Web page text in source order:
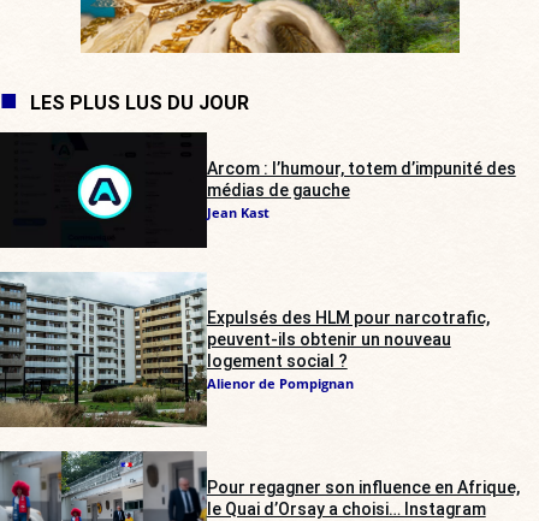
LES PLUS LUS DU JOUR
Arcom : l’humour, totem d’impunité des
médias de gauche
Jean Kast
Expulsés des HLM pour narcotrafic,
peuvent-ils obtenir un nouveau
logement social ?
Alienor de Pompignan
Pour regagner son influence en Afrique,
le Quai d’Orsay a choisi… Instagram